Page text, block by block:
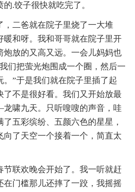
.饺子很快就吃完了。
，二爸就在院子里烧了一大堆
暖和呀。我和哥哥就在院子里开
炮放的又高又远。一会儿妈妈也
们把萤光炮围成一个圈，然后一
。”于是我们就在院子里插了起
了不是很好看。我们又开始放最
啸九天。只听嗖嗖的声音，哇
五彩缤纷、五颜六色的星星，
向了天空一个接着一个，简直太
节联欢晚会开始了。我一听就赶
在门槛那儿还摔了一跤，我摇摇